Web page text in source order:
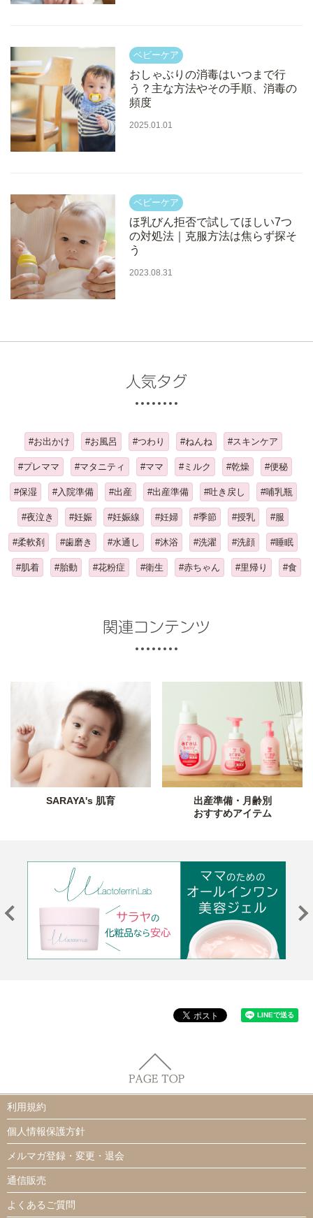
おしゃぶりの消毒はいつまで行
う？主な方法やその手順、消毒の
頻度
2025.01.01
ほ乳びん拒否で試してほしい7つ
の対処法｜克服方法は焦らず探そ
う
2023.08.31
人気タグ
#お出かけ #お風呂 #つわり #ねんね #スキンケア
#プレママ #マタニティ #ママ #ミルク #乾燥 #便秘
#保湿 #入院準備 #出産 #出産準備 #吐き戻し #哺乳瓶
#夜泣き #妊娠 #妊娠線 #妊婦 #季節 #授乳 #服
#柔軟剤 #歯磨き #水通し #沐浴 #洗濯 #洗顔 #睡眠
#肌着 #胎動 #花粉症 #衛生 #赤ちゃん #里帰り #食
関連コンテンツ
SARAYA's 肌育
出産準備・月齢別
おすすめアイテム
利用規約
個人情報保護方針
メルマガ登録・変更・退会
通信販売
よくあるご質問